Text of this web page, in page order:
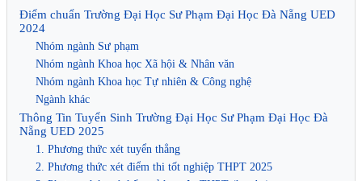
Điểm chuẩn Trường Đại Học Sư Phạm Đại Học Đà Nẵng UED
2024
Nhóm ngành Sư phạm
Nhóm ngành Khoa học Xã hội & Nhân văn
Nhóm ngành Khoa học Tự nhiên & Công nghệ
Ngành khác
Thông Tin Tuyển Sinh Trường Đại Học Sư Phạm Đại Học Đà
Nẵng UED 2025
1. Phương thức xét tuyển thẳng
2. Phương thức xét điểm thi tốt nghiệp THPT 2025